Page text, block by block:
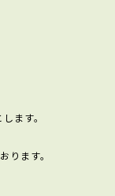
ます。
ります。